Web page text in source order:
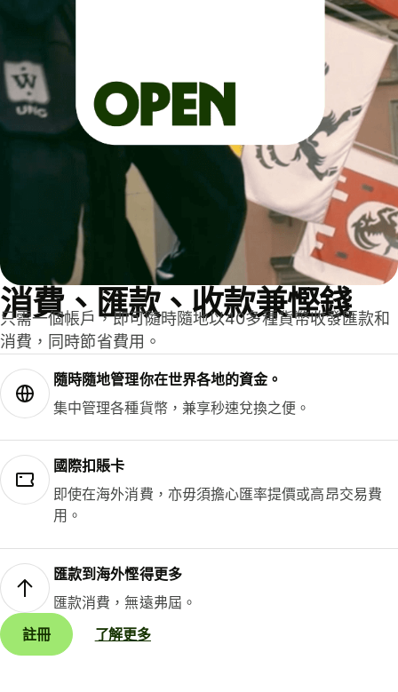
消費、匯款、收款兼慳錢
只需一個帳戶，即可隨時隨地以40多種貨幣收發匯款和
消費，同時節省費用。
隨時隨地管理你在世界各地的資金。
集中管理各種貨幣，兼享秒速兌換之便。
國際扣賬卡
即使在海外消費，亦毋須擔心匯率提價或高昂交易費
用。
匯款到海外慳得更多
匯款消費，無遠弗屆。
註冊
了解更多